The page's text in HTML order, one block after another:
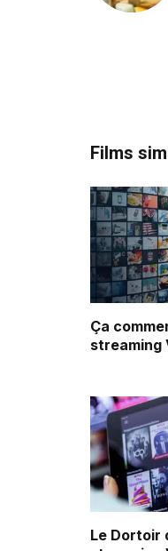
Films
Ça
streaming
Le Dortoir